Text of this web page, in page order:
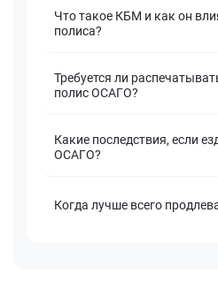
Что такое КБМ и как он
полиса?
Требуется ли
полис ОСАГО?
Какие последствия, если
ОСАГО?
Когда лучше всего